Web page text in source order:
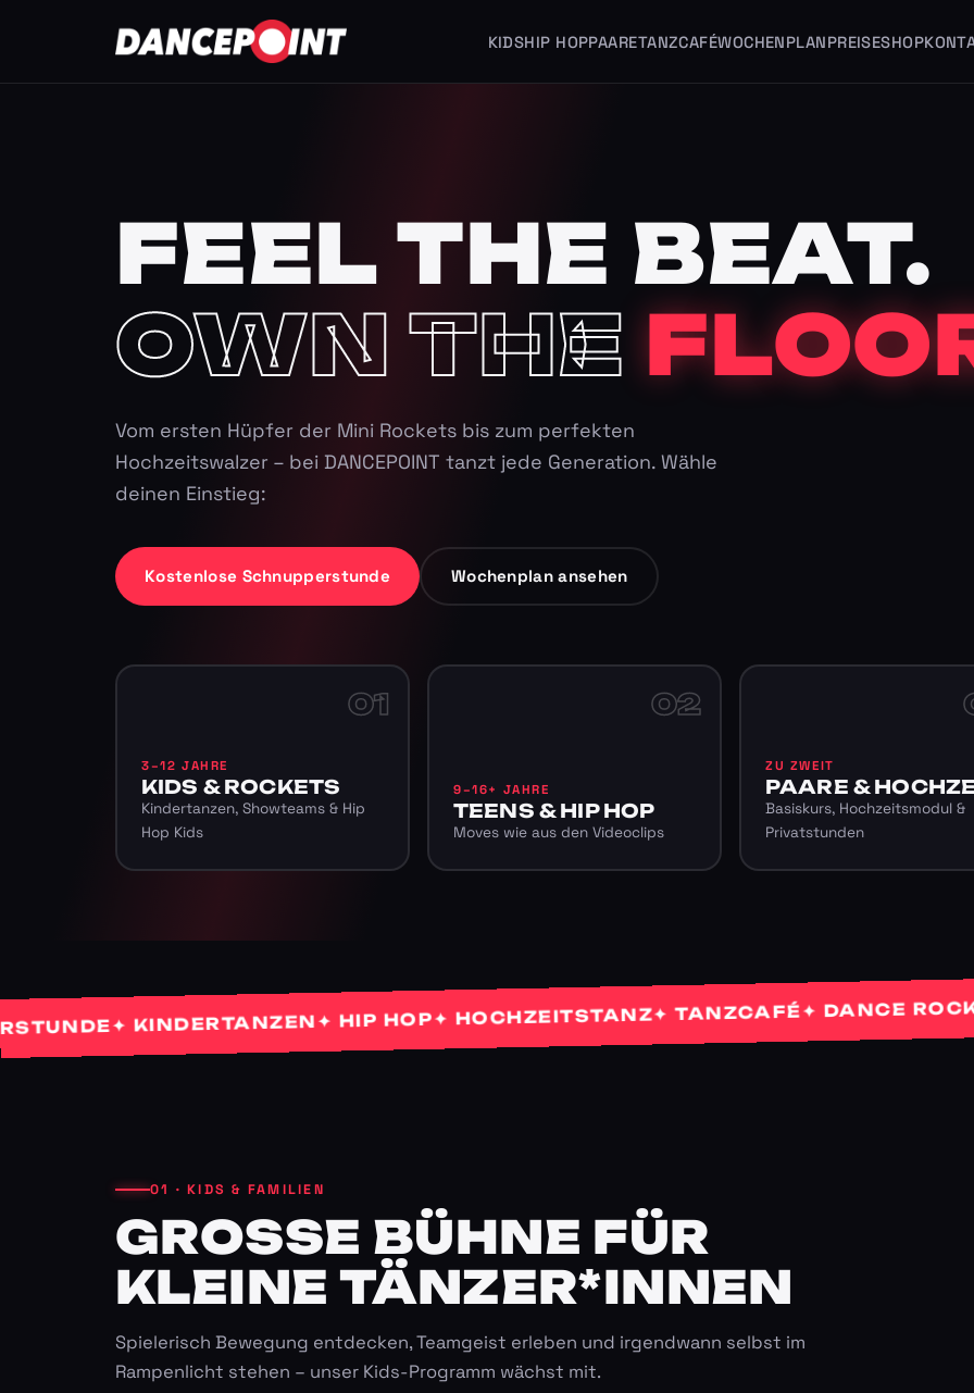
KIDSHIP HOPPAARETANZCAFÉWOCHENPLANPREISESHOP
FEEL THE BEAT.
OWN THE
Vom ersten Hüpfer der Mini Rockets bis zum perfekten
Hochzeitswalzer – bei DANCEPOINT tanzt jede Generation. Wähle
deinen Einstieg:
Kostenlose Schnupperstunde Wochenplan ansehen
01
3–12 JAHRE
KIDS & ROCKETS
Kindertanzen, Showteams & Hip
Hop Kids
02
9–16+ JAHRE
TEENS & HIP HOP
Moves wie aus den Videoclips
ZU ZWEIT
PAARE &
Basiskurs, Hochzeitsmodul &
Privatstunden
✦ KINDERTANZEN✦ HIP HOP✦ HOCHZEITSTANZ✦ TANZCAFÉ✦ DANCE ROCKETS✦
01 · KIDS & FAMILIEN
GROSSE BÜHNE FÜR K
LEINE TÄNZER*INNEN
Spielerisch Bewegung entdecken, Teamgeist erleben und irgendwann selbst im
Rampenlicht stehen – unser Kids-Programm wächst mit.